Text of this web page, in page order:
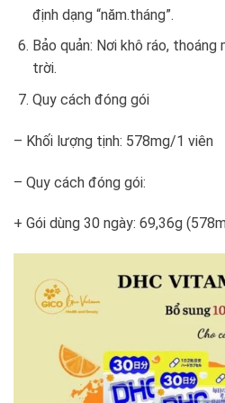
định dạng “năm.tháng”.
Bảo quản: Nơi khô ráo,
trời.
Quy cách đóng gói
– Khối lượng tịnh: 578mg/1 viên
– Quy cách đóng gói:
+ Gói dùng 30 ngày: 69,36g